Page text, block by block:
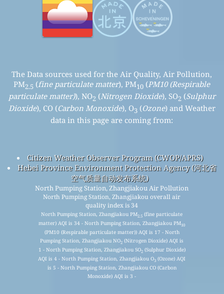
The Data sources used for the Air Quality, Air Pollution,
PM2.5 (fine particulate matter), PM10 (PM10 (Respirable
particulate matter)), NO2 (Nitrogen Dioxide), SO2 (Sulphur
Dioxide), CO (Carbon Monoxide), O3 (Ozone) and Weather
data in this page are coming from:
Citizen Weather Observer Program (CWOP/APRS)
Hebei Province Environment Protection Agency (河北省
空气质量自动发布系统)
North Pumping Station, Zhangjiakou Air Pollution
North Pumping Station, Zhangjiakou overall air
quality index is 34
North Pumping Station, Zhangjiakou PM2.5 (fine particulate
matter) AQI is 34 - North Pumping Station, Zhangjiakou PM10
(PM10 (Respirable particulate matter)) AQI is 17 - North
Pumping Station, Zhangjiakou NO2 (Nitrogen Dioxide) AQI is
1 - North Pumping Station, Zhangjiakou SO2(Sulphur Dioxide)
AQI is 4 - North Pumping Station, Zhangjiakou O3 (Ozone) AQI
is 5 - North Pumping Station, Zhangjiakou CO (Carbon
Monoxide) AQI is 3 -